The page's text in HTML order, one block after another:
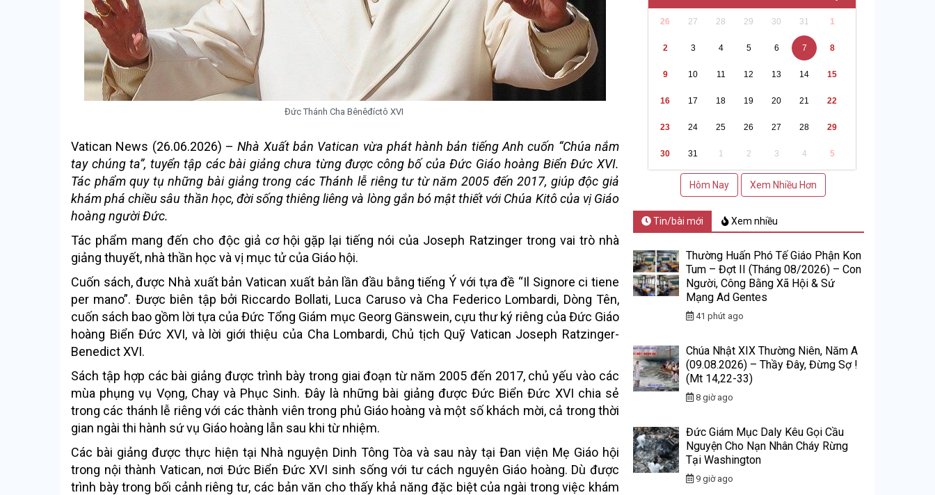
Đức Thánh Cha Bênêđíctô XVI
Vatican News (26.06.2026) –Nhà Xuất bản Vatican vừa phát hành bản tiếng Anh cuốn “Chúa nắm
tay chúng ta”, tuyển tập các bài giảng chưa từng được công bố của Đức Giáo hoàng Biển Đức XVI.
Tác phẩm quy tụ những bài giảng trong các Thánh lễ riêng tư từ năm 2005 đến 2017, giúp độc giả
khám phá chiều sâu thần học, đời sống thiêng liêng và lòng gắn bó mật thiết với Chúa Kitô của vị Giáo
hoàng người Đức.
Tác phẩm mang đến cho độc giả cơ hội gặp lại tiếng nói của Joseph Ratzinger trong vai trò nhà
giảng thuyết, nhà thần học và vị mục tử của Giáo hội.
Cuốn sách, được Nhà xuất bản Vatican xuất bản lần đầu bằng tiếng Ý với tựa đề “Il Signore ci tiene
per mano”. Được biên tập bởi Riccardo Bollati, Luca Caruso và Cha Federico Lombardi, Dòng Tên,
cuốn sách bao gồm lời tựa của Đức Tổng Giám mục Georg Gänswein, cựu thư ký riêng của Đức Giáo
hoàng Biển Đức XVI, và lời giới thiệu của Cha Lombardi, Chủ tịch Quỹ Vatican Joseph Ratzinger-
Benedict XVI.
Sách tập hợp các bài giảng được trình bày trong giai đoạn từ năm 2005 đến 2017, chủ yếu vào các
mùa phụng vụ Vọng, Chay và Phục Sinh. Đây là những bài giảng được Đức Biển Đức XVI chia sẻ
trong các thánh lễ riêng với các thành viên trong phủ Giáo hoàng và một số khách mời, cả trong thời
gian ngài thi hành sứ vụ Giáo hoàng lẫn sau khi từ nhiệm.
Các bài giảng được thực hiện tại Nhà nguyện Dinh Tông Tòa và sau này tại Đan viện Mẹ Giáo hội
trong nội thành Vatican, nơi Đức Biển Đức XVI sinh sống với tư cách nguyên Giáo hoàng. Dù được
trình bày trong bối cảnh riêng tư, các bản văn cho thấy khả năng đặc biệt của ngài trong việc khám
26 27 28 29 30 31 1
2 3 4 5 6 7 8
9 10 11 12 13 14 15
16 17 18 19 20 21 22
23 24 25 26 27 28 29
30 31 1 2 3 4 5
Hôm Nay Xem Nhiều Hơn
Tin/bài mới Xem nhiều
Thường Huấn Phó Tế Giáo Phận Kon
Tum – Đợt II (Tháng 08/2026) – Con
Người, Công Bằng Xã Hội & Sứ
Mạng Ad Gentes
41 phút ago
Chúa Nhật XIX Thường Niên, Năm A
(09.08.2026) – Thầy Đây, Đừng Sợ !
(Mt 14,22-33)
8 giờ ago
Đức Giám Mục Daly Kêu Gọi Cầu
Nguyện Cho Nạn Nhân Cháy Rừng
Tại Washington
9 giờ ago